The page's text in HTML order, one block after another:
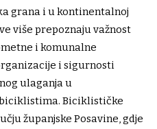
grana i u kontinentalnoj
više prepoznaju važnost
i komunalne
i sigurnosti
ulaganja u
Biciklističke
županjske Posavine, gdje